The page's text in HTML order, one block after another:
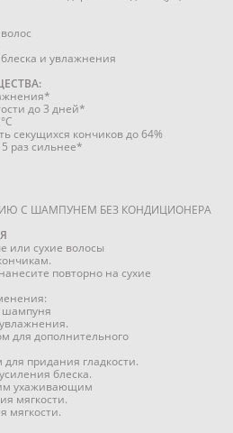
и увлажнения
до 3 дней*
секущихся кончиков до 64%
раз сильнее*
С ШАМПУНЕМ БЕЗ КОНДИЦИОНЕРА
или сухие волосы
повторно на сухие
шампуня
для дополнительного
придания гладкости.
блеска.
ухаживающим
мягкости.
мягкости.